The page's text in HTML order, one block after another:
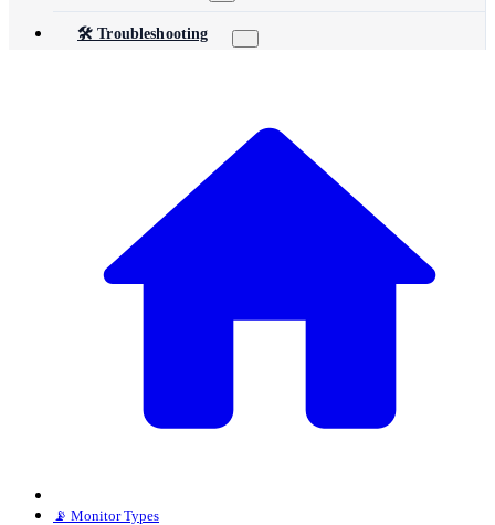
🛠️ Troubleshooting
📡 Monitor Types